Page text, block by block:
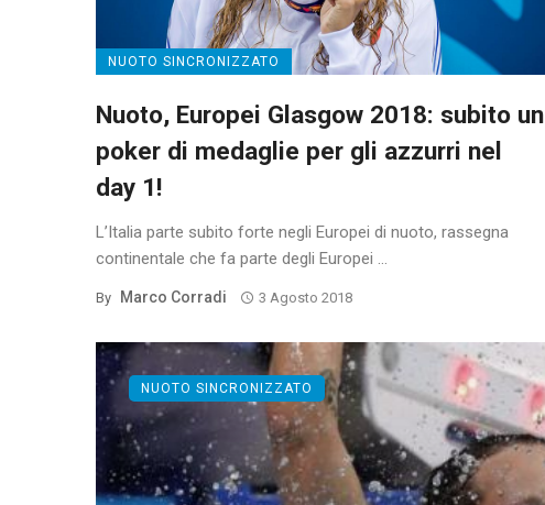
NUOTO SINCRONIZZATO
Nuoto, Europei Glasgow 2018: subito un
poker di medaglie per gli azzurri nel
day 1!
L’Italia parte subito forte negli Europei di nuoto, rassegna
continentale che fa parte degli Europei ...
By Marco Corradi 3 Agosto 2018
NUOTO SINCRONIZZATO